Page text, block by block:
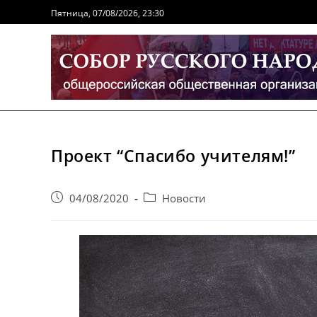
к
содержимому
Пятница, 07/08/2026, 23:30
Проект “Спасибо учителям!”
Запись04/08/2020
Post Новости